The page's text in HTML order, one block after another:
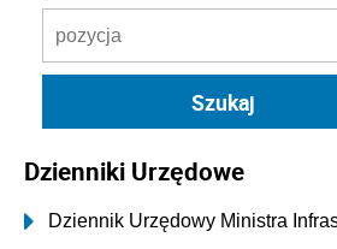
Dzienniki Urzędowe
Dziennik Urzędowy Ministra